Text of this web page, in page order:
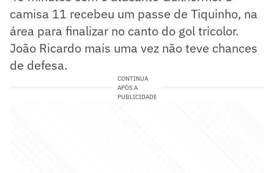
camisa 11 recebeu um passe de Tiquinho, na
área para finalizar no canto do gol tricolor.
João Ricardo mais uma vez não teve chances
de defesa.
CONTINUA
APÓS A
PUBLICIDADE